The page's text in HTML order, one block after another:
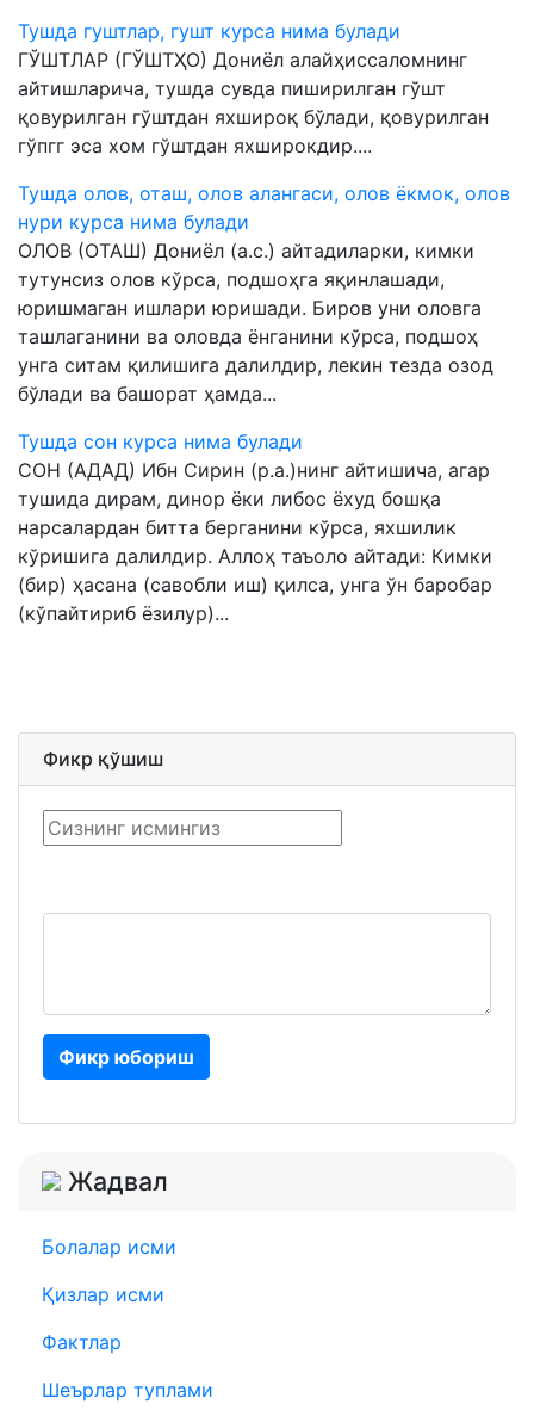
Тушда гуштлар, гушт курса нима булади
ГЎШТЛАР (ГЎШТҲО) Дониёл алайҳиссаломнинг
айтишларича, тушда сувда пиширилган гўшт
қовурилган гўштдан яхшироқ бўлади, қовурилган
гўпгг эса хом гўштдан яхширокдир....
Тушда олов, оташ, олов алангаси, олов ёкмок, олов
нури курса нима булади
ОЛОВ (ОТАШ) Дониёл (а.с.) айтадиларки, кимки
тутунсиз олов кўрса, подшоҳга яқинлашади,
юришмаган ишлари юришади. Биров уни оловга
ташлаганини ва оловда ёнганини кўрса, подшоҳ
унга ситам қилишига далилдир, лекин тезда озод
бўлади ва башорат ҳамда...
Тушда сон курса нима булади
СОН (АДАД) Ибн Сирин (р.а.)нинг айтишича, агар
тушида дирам, динор ёки либос ёхуд бошқа
нарсалардан битта берганини кўрса, яхшилик
кўришига далилдир. Аллоҳ таъоло айтади: Кимки
(бир) ҳасана (савобли иш) қилса, унга ўн баробар
(кўпайтириб ёзилур)...
Фикр қўшиш
Фикр юбориш
Жадвал
Болалар исми
Қизлар исми
Фактлар
Шеърлар туплами